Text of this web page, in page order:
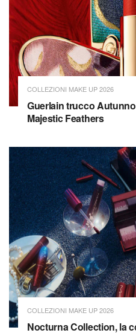
COLLEZIONI MAKE UP 2026
Guerlain trucco
Majestic Feathers
COLLEZIONI MAKE UP 2026
Nocturna Collection, la